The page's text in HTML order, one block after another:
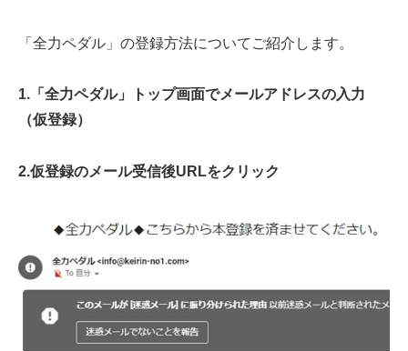
「全力ペダル」の登録方法についてご紹介します。
1.「全力ペダル」トップ画面でメールアドレスの入力
（仮登録）
2.仮登録のメール受信後URLをクリック